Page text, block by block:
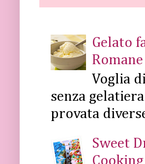
Gelato
Romane
Voglia
senza
provata
Sweet